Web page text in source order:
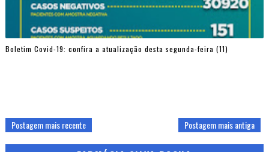
Boletim Covid-19: confira a atualização desta segunda-feira (11)
Postagem mais recente Postagem mais antiga